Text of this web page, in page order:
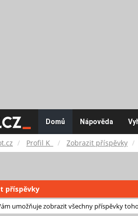
Fórum
Root.cz
Domů Nápověda
Profil K_ Zobrazit příspěvky
příspěvky
umožňuje zobrazit všechny příspěvky